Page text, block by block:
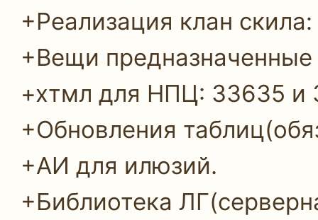
+Реализация клан
+Вещи предназначенные
+хтмл для НПЦ: 33635 и
+Обновления
+АИ для илюзий.
+Библиотека